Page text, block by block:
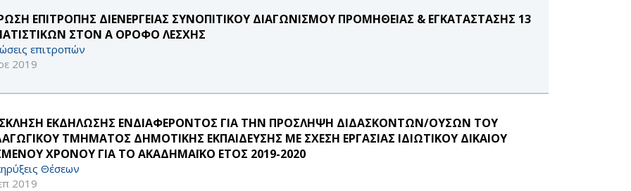
ΕΠΙΤΡΟΠΗΣ ΔΙΕΝΕΡΓΕΙΑΣ ΣΥΝΟΠΙΤΙΚΟΥ ΔΙΑΓΩΝΙΣΜΟΥ ΠΡΟΜΗΘΕΙΑΣ & ΕΓΚΑΤΑΣΤΑΣΗΣ 13
ΣΤΟΝ Α ΟΡΟΦΟ ΛΕΣΧΗΣ
επιτροπών
2019
ΕΚΔΗΛΩΣΗΣ ΕΝΔΙΑΦΕΡΟΝΤΟΣ ΓΙΑ ΤΗΝ ΠΡΟΣΛΗΨΗ ΔΙΔΑΣΚΟΝΤΩΝ/ΟΥΣΩΝ ΤΟΥ
ΤΜΗΜΑΤΟΣ ΔΗΜΟΤΙΚΗΣ ΕΚΠΑΙΔΕΥΣΗΣ ΜΕ ΣΧΕΣΗ ΕΡΓΑΣΙΑΣ ΙΔΙΩΤΙΚΟΥ ΔΙΚΑΙΟΥ
ΧΡΟΝΟΥ ΓΙΑ ΤΟ ΑΚΑΔΗΜΑΪΚΟ ΕΤΟΣ 2019-2020
Θέσεων
2019